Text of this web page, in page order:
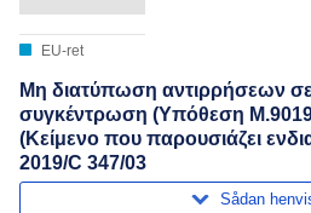
EU-ret
Μη διατύπωση αντιρρήσεων σε
συγκέντρωση (Υπόθεση
(Κείμενο που παρουσιάζει
2019/C 347/03
Sådan